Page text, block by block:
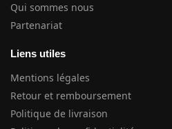
Qui sommes nous
Partenariat
Liens utiles
Mentions légales
Retour et remboursement
Politique de livraison